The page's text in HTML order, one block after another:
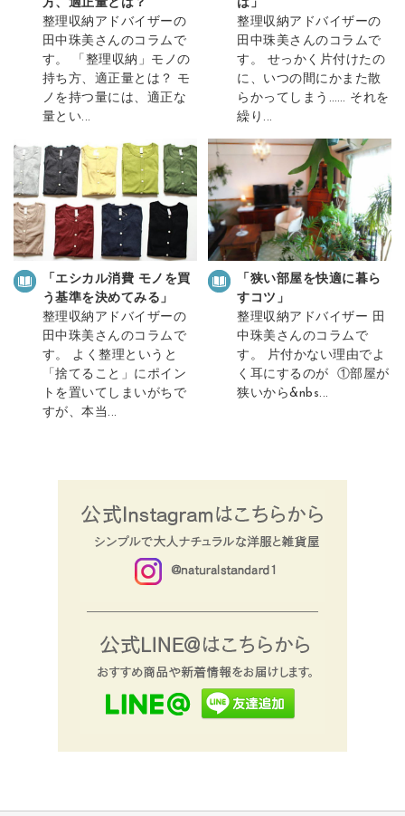
方、適正量とは？
整理収納アドバイザーの
田中珠美さんのコラムで
す。 「整理収納」モノの
持ち方、適正量とは？ モ
ノを持つ量には、適正な
量とい...
は」
整理収納アドバイザーの
田中珠美さんのコラムで
す。 せっかく片付けたの
に、いつの間にかまた散
らかってしまう…… それを
繰り...
「エシカル消費 モノを買
う基準を決めてみる」
整理収納アドバイザーの
田中珠美さんのコラムで
す。 よく整理というと
「捨てること」にポイン
トを置いてしまいがちで
すが、本当...
「狭い部屋を快適に暮ら
すコツ」
整理収納アドバイザー 田
中珠美さんのコラムで
す。 片付かない理由でよ
く耳にするのが ①部屋が
狭いから&nbs...